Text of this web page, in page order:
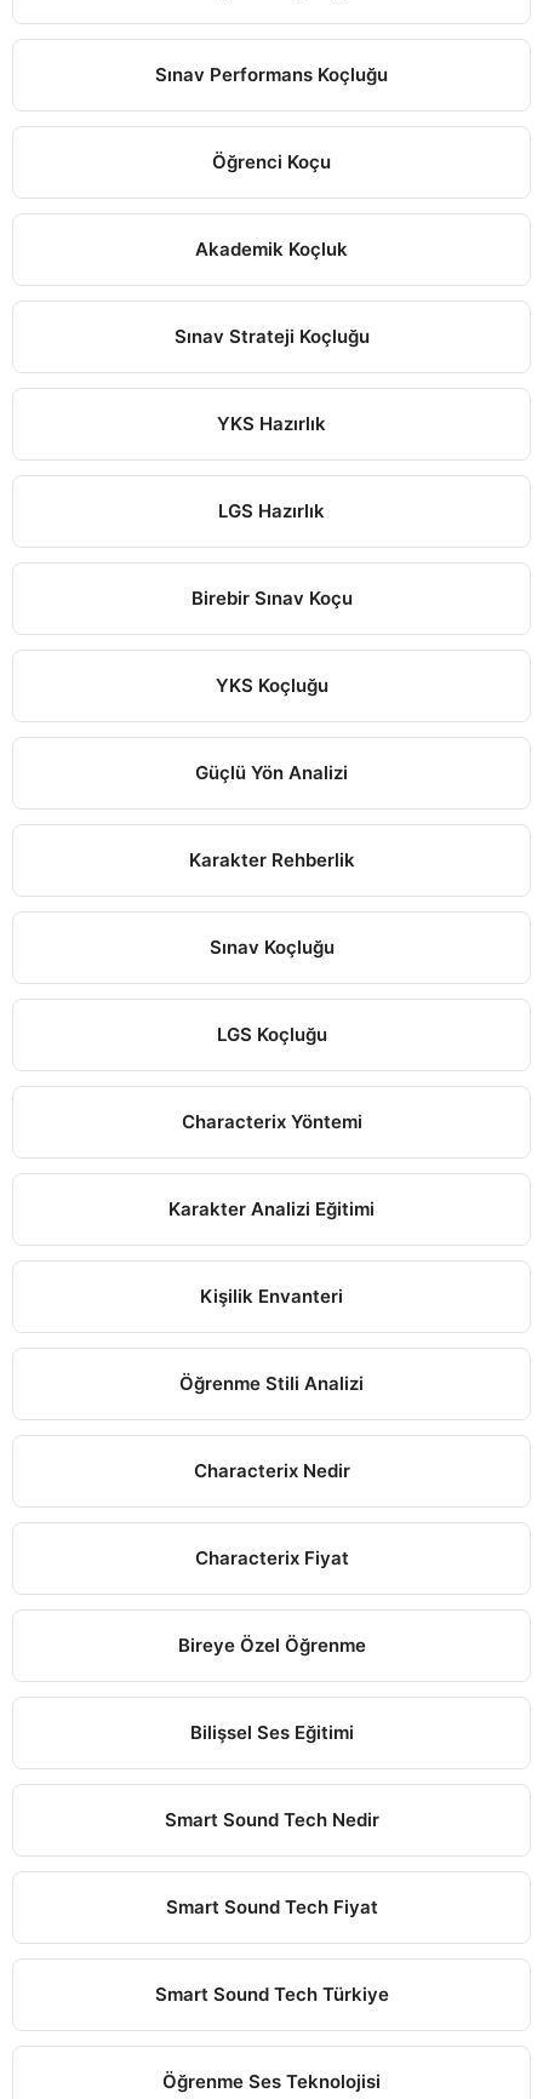
Sınav Performans Koçluğu
Öğrenci Koçu
Akademik Koçluk
Sınav Strateji Koçluğu
YKS Hazırlık
LGS Hazırlık
Birebir Sınav Koçu
YKS Koçluğu
Güçlü Yön Analizi
Karakter Rehberlik
Sınav Koçluğu
LGS Koçluğu
Characterix Yöntemi
Karakter Analizi Eğitimi
Kişilik Envanteri
Öğrenme Stili Analizi
Characterix Nedir
Characterix Fiyat
Bireye Özel Öğrenme
Bilişsel Ses Eğitimi
Smart Sound Tech Nedir
Smart Sound Tech Fiyat
Smart Sound Tech Türkiye
Öğrenme Ses Teknolojisi